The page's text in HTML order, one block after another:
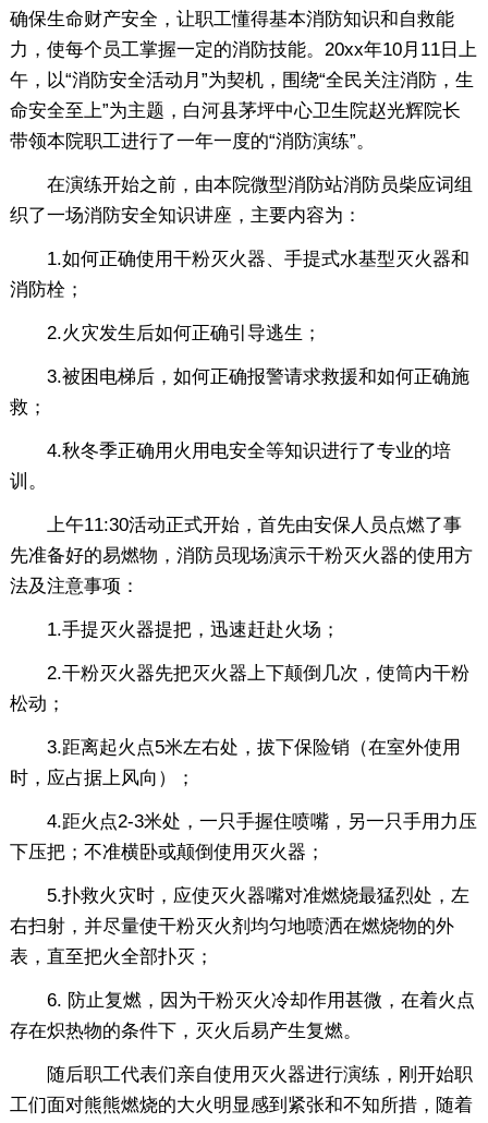
确保生命财产安全，让职工懂得基本消防知识和自救能
力，使每个员工掌握一定的消防技能。20xx年10月11日上
午，以“消防安全活动月”为契机，围绕“全民关注消防，生
命安全至上”为主题，白河县茅坪中心卫生院赵光辉院长
带领本院职工进行了一年一度的“消防演练”。
在演练开始之前，由本院微型消防站消防员柴应词组
织了一场消防安全知识讲座，主要内容为：
1.如何正确使用干粉灭火器、手提式水基型灭火器和
消防栓；
2.火灾发生后如何正确引导逃生；
3.被困电梯后，如何正确报警请求救援和如何正确施
救；
4.秋冬季正确用火用电安全等知识进行了专业的培
训。
上午11:30活动正式开始，首先由安保人员点燃了事
先准备好的易燃物，消防员现场演示干粉灭火器的使用方
法及注意事项：
1.手提灭火器提把，迅速赶赴火场；
2.干粉灭火器先把灭火器上下颠倒几次，使筒内干粉
松动；
3.距离起火点5米左右处，拔下保险销（在室外使用
时，应占据上风向）；
4.距火点2-3米处，一只手握住喷嘴，另一只手用力压
下压把；不准横卧或颠倒使用灭火器；
5.扑救火灾时，应使灭火器嘴对准燃烧最猛烈处，左
右扫射，并尽量使干粉灭火剂均匀地喷洒在燃烧物的外
表，直至把火全部扑灭；
6. 防止复燃，因为干粉灭火冷却作用甚微，在着火点
存在炽热物的条件下，灭火后易产生复燃。
随后职工代表们亲自使用灭火器进行演练，刚开始职
工们面对熊熊燃烧的大火明显感到紧张和不知所措，随着